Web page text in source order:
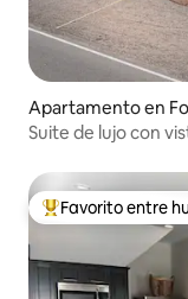
Apartamento en
Suite de lujo con
Favorito entre
Favorito entre